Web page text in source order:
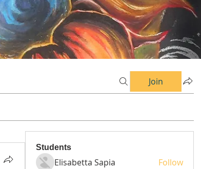
Join
Students
Elisabetta Sapia Follow